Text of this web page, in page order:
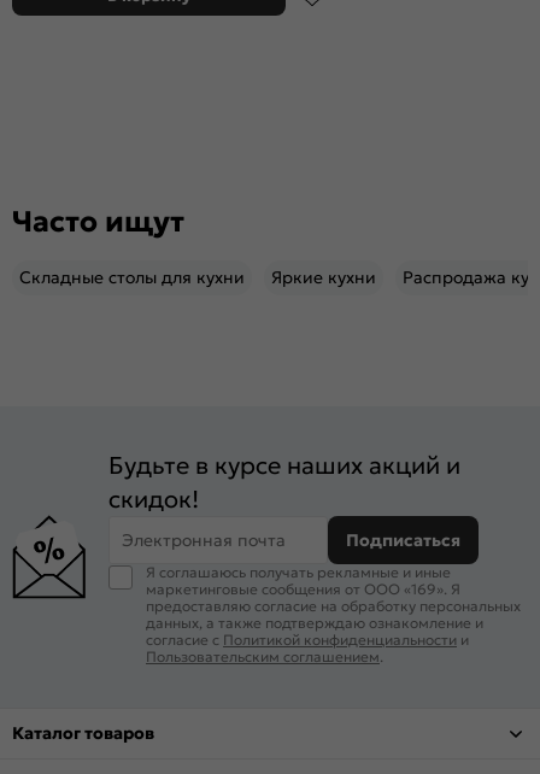
Часто ищут
Складные столы для кухни Яркие кухни Распродажа
Будьте в курсе наших акций и
скидок!
Электронная почта Подписаться
Я соглашаюсь получать рекламные и иные
маркетинговые сообщения от ООО «169». Я
предоставляю согласие на обработку персональных
данных, а также подтверждаю ознакомление и
согласие с Политикой конфиденциальности и
Пользовательским соглашением
Каталог товаров